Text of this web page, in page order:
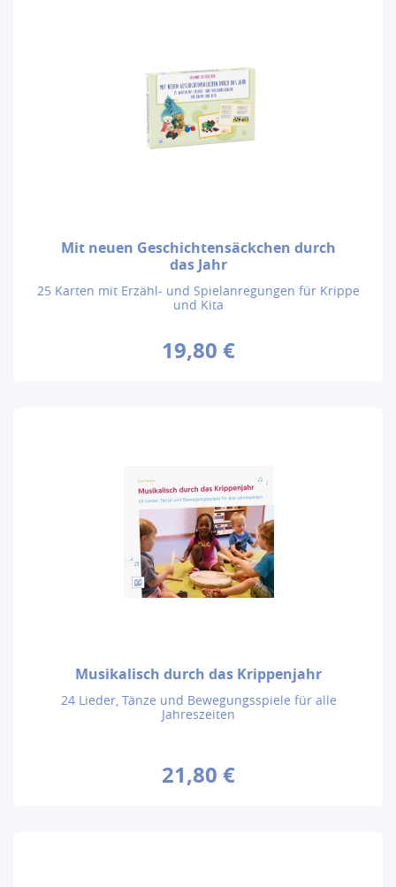
Mit neuen Geschichtensäckchen durch
das Jahr
25 Karten mit Erzähl- und Spielanregungen für Krippe
und Kita
19,80 €
Musikalisch durch das Krippenjahr
24 Lieder, Tänze und Bewegungsspiele für alle
Jahreszeiten
21,80 €